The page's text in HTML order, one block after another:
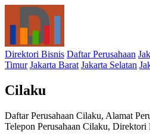
Direktori Bisnis Daftar Perusahaan
Timur Jakarta Barat Jakarta Selatan
Cilaku
Daftar Perusahaan Cilaku, Alamat
Telepon Perusahaan Cilaku,